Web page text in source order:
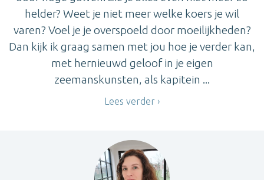
helder? Weet je niet meer welke koers je wil
varen? Voel je je overspoeld door moeilijkheden?
Dan kijk ik graag samen met jou hoe je verder kan,
met hernieuwd geloof in je eigen
zeemanskunsten, als kapitein ...
Lees verder